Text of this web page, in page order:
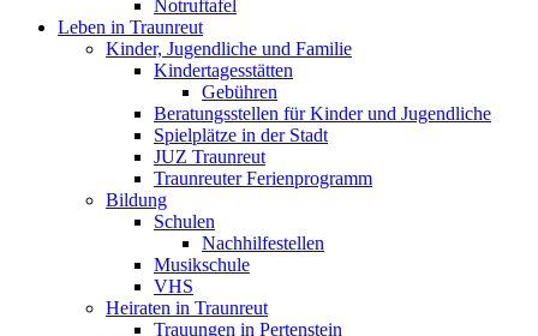
Notruftafel
Leben in Traunreut
Kinder, Jugendliche und Familie
Kindertagesstätten
Gebühren
Beratungsstellen für Kinder und Jugendliche
Spielplätze in der Stadt
JUZ Traunreut
Traunreuter Ferienprogramm
Bildung
Schulen
Nachhilfestellen
Musikschule
VHS
Heiraten in Traunreut
Trauungen in Pertenstein